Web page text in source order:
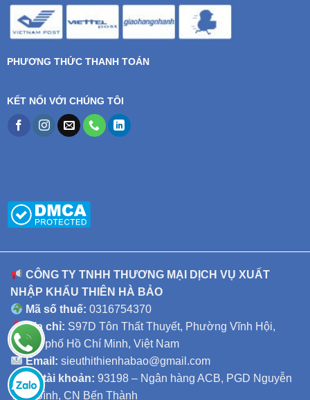
PHƯƠNG THỨC THANH TOÁN
KẾT NỐI VỚI CHÚNG TÔI
CÔNG TY TNHH THƯƠNG MẠI DỊCH VỤ XUẤT
NHẬP KHẨU THIÊN HÀ BẢO
Mã số thuế: 0316754370
Địa chỉ: S97D Tôn Thất Thuyết, Phường Vĩnh Hội,
Thành phố Hồ Chí Minh, Việt Nam
Email: sieuthithienhabao@gmail.com
Số tài khoản: 93198 – Ngân hàng ACB, PGD Nguyễn
Thái Bình, CN Bến Thành